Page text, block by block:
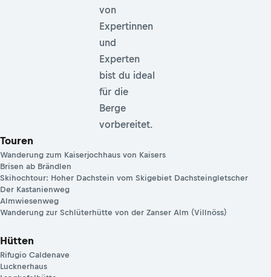
von
Expertinnen
und
Experten
bist du ideal
für die
Berge
vorbereitet.
Touren
Wanderung zum Kaiserjochhaus von Kaisers
Brisen ab Brändlen
Skihochtour: Hoher Dachstein vom Skigebiet Dachsteingletscher
Der Kastanienweg
Almwiesenweg
Wanderung zur Schlüterhütte von der Zanser Alm (Villnöss)
Hütten
Rifugio Caldenave
Lucknerhaus